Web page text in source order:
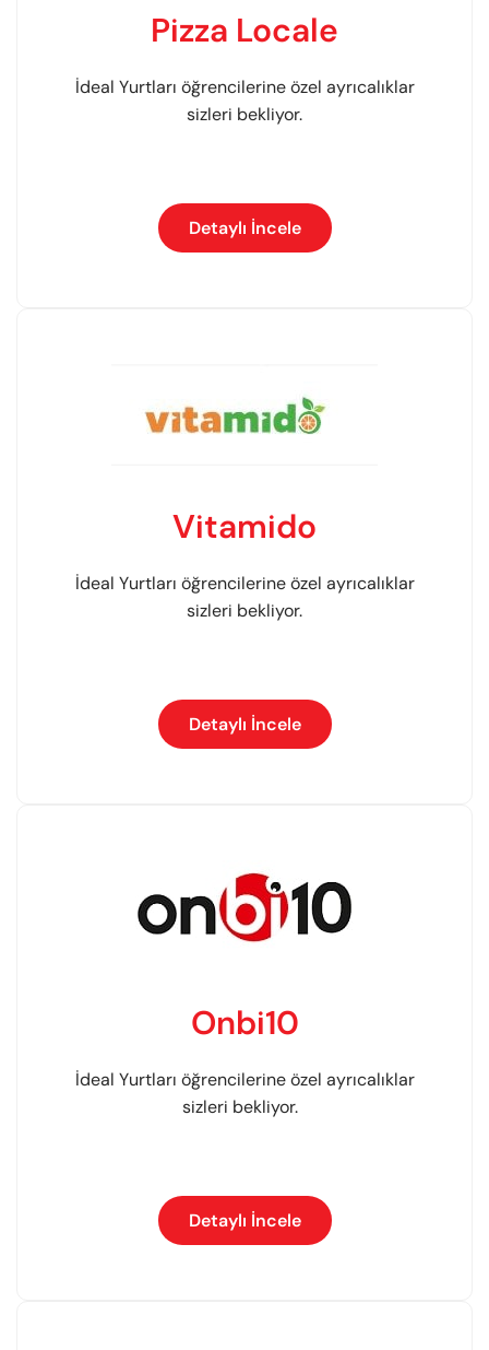
Pizza Locale
İdeal Yurtları öğrencilerine özel ayrıcalıklar
sizleri bekliyor.
Detaylı İncele
Vitamido
İdeal Yurtları öğrencilerine özel ayrıcalıklar
sizleri bekliyor.
Detaylı İncele
Onbi10
İdeal Yurtları öğrencilerine özel ayrıcalıklar
sizleri bekliyor.
Detaylı İncele